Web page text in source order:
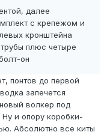
далее
с крепежом и
кронштейна
плюс четыре
он
понтов до первой
запечется
волкер под
и опору коробки-
Абсолютно все киты